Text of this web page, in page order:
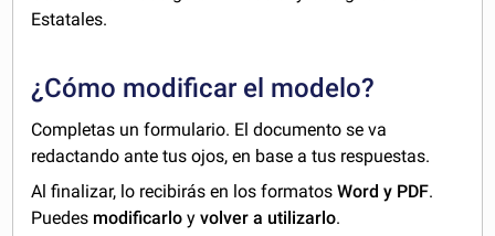
Estatales.
¿Cómo modificar el modelo?
Completas un formulario. El documento se va
redactando ante tus ojos, en base a tus respuestas.
Al finalizar, lo recibirás en los formatosWord y PDF.
Puedes modificarlo yvolver a utilizarlo.